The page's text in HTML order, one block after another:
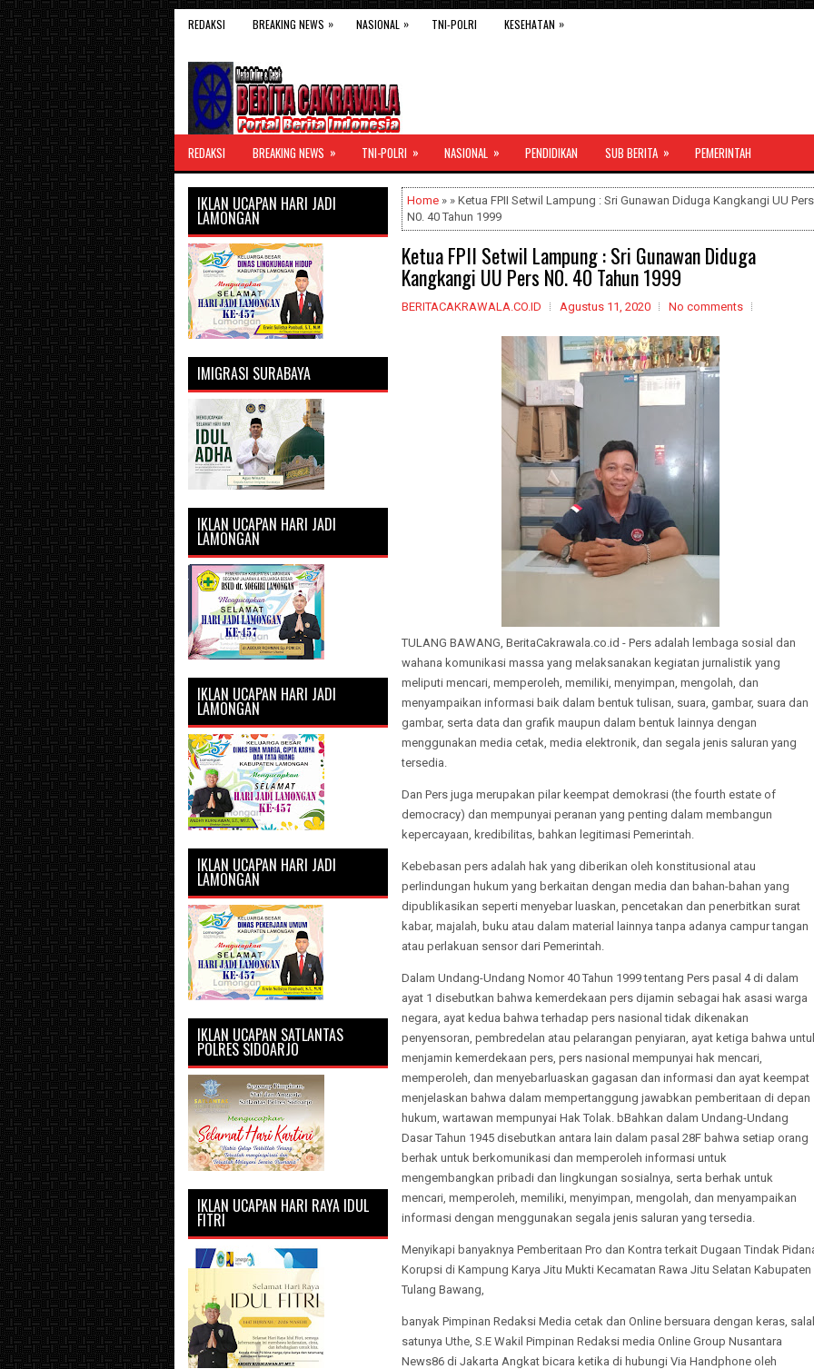
REDAKSI BREAKING NEWS » NASIONAL » TNI-POLRI KESEHATAN »
REDAKSI BREAKING NEWS » TNI-POLRI » NASIONAL » PENDIDIKAN SUB BERITA » PEMERINTAH
Home » » Ketua FPII Setwil Lampung : Sri Gunawan Diduga Kangkangi UU Pers
N0. 40 Tahun 1999
Ketua FPII Setwil Lampung : Sri Gunawan Diduga
Kangkangi UU Pers N0. 40 Tahun 1999
BERITACAKRAWALA.CO.ID Agustus 11, 2020 No comments
TULANG BAWANG, BeritaCakrawala.co.id - Pers adalah lembaga sosial dan
wahana komunikasi massa yang melaksanakan kegiatan jurnalistik yang
meliputi mencari, memperoleh, memiliki, menyimpan, mengolah, dan
menyampaikan informasi baik dalam bentuk tulisan, suara, gambar, suara dan
gambar, serta data dan grafik maupun dalam bentuk lainnya dengan
menggunakan media cetak, media elektronik, dan segala jenis saluran yang
tersedia.
Dan Pers juga merupakan pilar keempat demokrasi (the fourth estate of
democracy) dan mempunyai peranan yang penting dalam membangun
kepercayaan, kredibilitas, bahkan legitimasi Pemerintah.
Kebebasan pers adalah hak yang diberikan oleh konstitusional atau
perlindungan hukum yang berkaitan dengan media dan bahan-bahan yang
dipublikasikan seperti menyebar luaskan, pencetakan dan penerbitkan surat
kabar, majalah, buku atau dalam material lainnya tanpa adanya campur tangan
atau perlakuan sensor dari Pemerintah.
Dalam Undang-Undang Nomor 40 Tahun 1999 tentang Pers pasal 4 di dalam
ayat 1 disebutkan bahwa kemerdekaan pers dijamin sebagai hak asasi warga
negara, ayat kedua bahwa terhadap pers nasional tidak dikenakan
penyensoran, pembredelan atau pelarangan penyiaran, ayat ketiga bahwa
menjamin kemerdekaan pers, pers nasional mempunyai hak mencari,
memperoleh, dan menyebarluaskan gagasan dan informasi dan ayat keempat
menjelaskan bahwa dalam mempertanggung jawabkan pemberitaan di depan
hukum, wartawan mempunyai Hak Tolak. bBahkan dalam Undang-Undang
Dasar Tahun 1945 disebutkan antara lain dalam pasal 28F bahwa setiap orang
berhak untuk berkomunikasi dan memperoleh informasi untuk
mengembangkan pribadi dan lingkungan sosialnya, serta berhak untuk
mencari, memperoleh, memiliki, menyimpan, mengolah, dan menyampaikan
informasi dengan menggunakan segala jenis saluran yang tersedia.
Menyikapi banyaknya Pemberitaan Pro dan Kontra terkait Dugaan Tindak
Korupsi di Kampung Karya Jitu Mukti Kecamatan Rawa Jitu Selatan Kabupaten
Tulang Bawang,
banyak Pimpinan Redaksi Media cetak dan Online bersuara dengan keras,
satunya Uthe, S.E Wakil Pimpinan Redaksi media Online Group Nusantara
News86 di Jakarta Angkat bicara ketika di hubungi Via Handphone oleh
IKLAN UCAPAN HARI JADI
LAMONGAN
IMIGRASI SURABAYA
IKLAN UCAPAN HARI JADI
LAMONGAN
IKLAN UCAPAN HARI JADI
LAMONGAN
IKLAN UCAPAN HARI JADI
LAMONGAN
IKLAN UCAPAN SATLANTAS
POLRES SIDOARJO
IKLAN UCAPAN HARI RAYA IDUL
FITRI